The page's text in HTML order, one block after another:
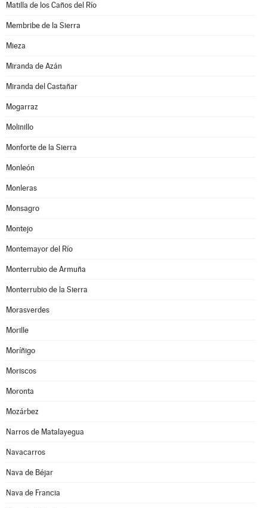
Matilla de los Caños del Río
Membribe de la Sierra
Mieza
Miranda de Azán
Miranda del Castañar
Mogarraz
Molinillo
Monforte de la Sierra
Monleón
Monleras
Monsagro
Montejo
Montemayor del Río
Monterrubio de Armuña
Monterrubio de la Sierra
Morasverdes
Morille
Moríñigo
Moriscos
Moronta
Mozárbez
Narros de Matalayegua
Navacarros
Nava de Béjar
Nava de Francia